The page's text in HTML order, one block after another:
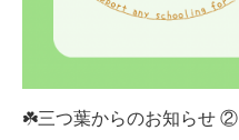
☘️三つ葉からのお知らせ ②